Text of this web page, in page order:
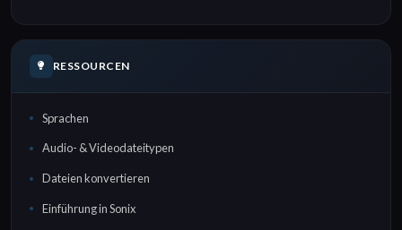
RESSOURCEN
Sprachen
Audio- & Videodateitypen
Dateien konvertieren
Einführung in Sonix